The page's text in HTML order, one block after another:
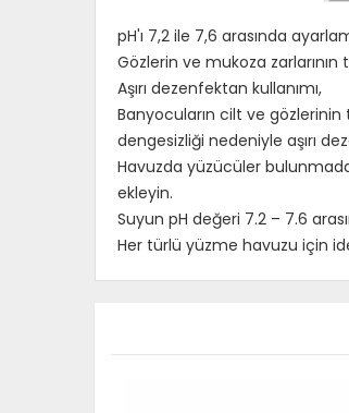
pH'ı 7,2 ile 7,6 arasında
Gözlerin ve mukoza zarlarının
Aşırı dezenfektan kullanımı,
Banyocuların cilt ve gözlerinin
dengesizliği nedeniyle aşırı
Havuzda yüzücüler
ekleyin.
Suyun pH değeri 7.2 – 7.6
Her türlü yüzme havuzu için